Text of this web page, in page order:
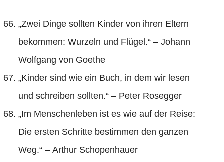
„Zwei Dinge sollten Kinder von ihren Eltern
bekommen: Wurzeln und Flügel.“ – Johann
Wolfgang von Goethe
„Kinder sind wie ein Buch, in dem wir lesen
und schreiben sollten.“ – Peter Rosegger
„Im Menschenleben ist es wie auf der Reise:
Die ersten Schritte bestimmen den ganzen
Weg.“ – Arthur Schopenhauer